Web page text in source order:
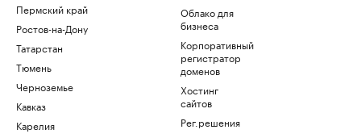
Пермский край
Ростов-на-Дону
Татарстан
Тюмень
Черноземье
Кавказ
Карелия
Облако для
бизнеса
Корпоративный
регистратор
доменов
Хостинг
сайтов
Рег.решения